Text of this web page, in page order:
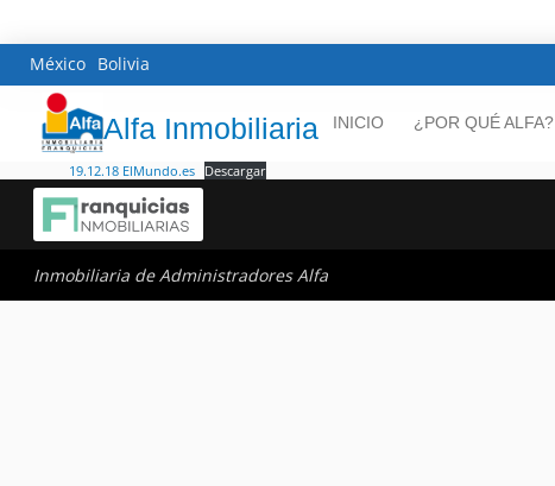
México Bolivia
Alfa Inmobiliaria INICIO ¿POR QUÉ ALFA?
19.12.18 ElMundo.es Descargar
Inmobiliaria de Administradores Alfa